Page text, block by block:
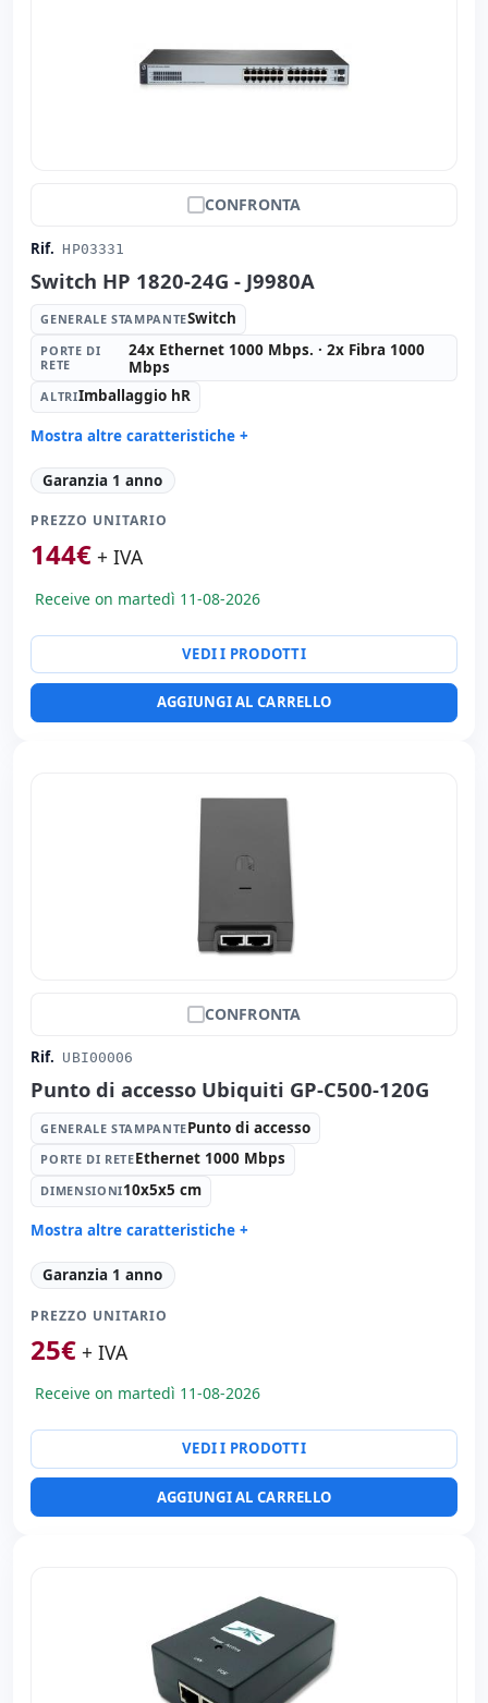
CONFRONTA
Rif. HP03331
Switch HP 1820-24G - J9980A
GENERALE STAMPANTESwitch
PORTE DI
RETE
24x Ethernet 1000 Mbps. · 2x Fibra 1000
Mbps
ALTRIImballaggio hR
Mostra altre caratteristiche +
Generale stampante:
Porte di rete: 24x Ethernet 1000 Mbps. · 2x Fibra 1000
Mbps.
Altri: Imballaggio hR
Dimensioni: 44x25x4 cm.
Peso: 3.00 Kg.
Garanzia 1 anno
PREZZO UNITARIO
144€ + IVA
Receive on martedì 11-08-2026
VEDI I PRODOTTI
AGGIUNGI AL CARRELLO
CONFRONTA
Rif. UBI00006
Punto di accesso Ubiquiti GP-C500-120G
GENERALE STAMPANTEPunto di accesso
PORTE DI RETEEthernet 1000 Mbps
DIMENSIONI10x5x5 cm
Mostra altre caratteristiche +
Generale stampante:
Porte di rete: Ethernet 1000 Mbps.
Dimensioni: 10x5x5 cm.
Peso: 1.00 Kg.
Garanzia 1 anno
PREZZO UNITARIO
25€ + IVA
Receive on martedì 11-08-2026
VEDI I PRODOTTI
AGGIUNGI AL CARRELLO